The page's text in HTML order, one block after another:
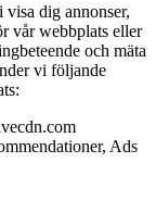
visa dig annonser,
vår webbplats eller
och mäta
vi följande
Ads